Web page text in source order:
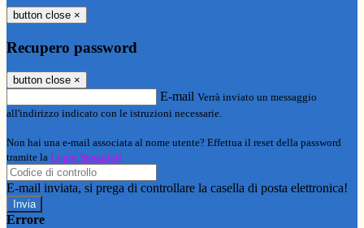
button close ×
Recupero password
button close ×
E-mail Verrà inviato un messaggio
all'indirizzo indicato con le istruzioni necessarie.
Non hai una e-mail associata al nome utente? Effettua il reset della password
tramite la Login Spaggiari
E-mail inviata, si prega di controllare la casella di posta elettronica!
Errore